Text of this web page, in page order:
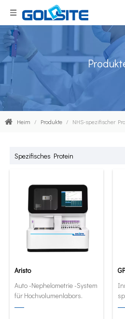
Heim / Produkte / NHS-spezifischer
Spezifisches Protein
Aristo
Auto -Nephelometrie -System
für Hochvolumenlabors.